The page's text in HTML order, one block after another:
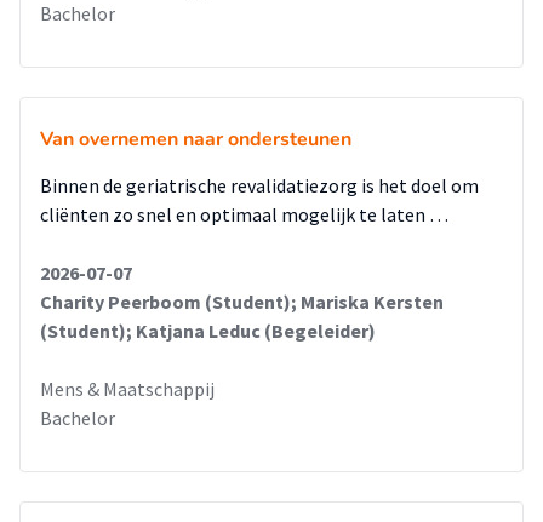
Bachelor
Van overnemen naar ondersteunen
Binnen de geriatrische revalidatiezorg is het doel om
cliënten zo snel en optimaal mogelijk te laten …
2026-07-07
Charity Peerboom (Student); Mariska Kersten
(Student); Katjana Leduc (Begeleider)
Mens & Maatschappij
Bachelor